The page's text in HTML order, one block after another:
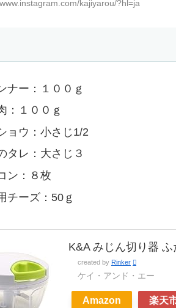
kajiyarou/?hl=ja
ナー：１００ｇ
：１００ｇ
ョウ：小さじ1/2
タレ：大さじ３
ン：８枚
チーズ：50ｇ
K&A みじん切り器
created by Rinker
ケイ・アンド・エー
Amazon 楽天